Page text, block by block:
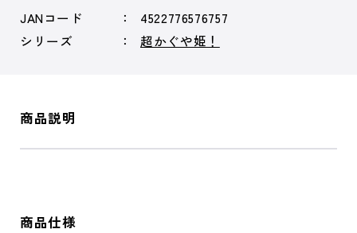
JANコード
4522776576757
シリーズ
超かぐや姫！
商品説明
商品仕様